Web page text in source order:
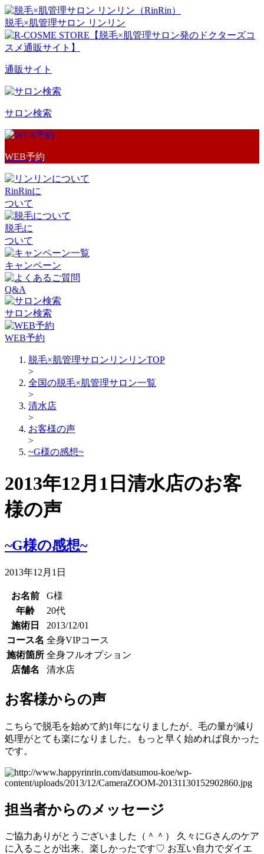
脱毛×肌管理サロン リンリン
通販サイト
サロン検索
WEB予約
RinRinに
ついて
脱毛に
ついて
キャンペーン
Q&A
サロン検索
WEB予約
脱毛×肌管理サロンリンリンTOP
>
全国の脱毛×肌管理サロン一覧
>
清水店
>
お客様の声
>
~G様の感想~
2013年12月1日清水店のお客
様の声
~G様の感想~
2013年12月1日
お名前
G様
年齢
20代
施術日
2013/12/01
コース名 全身VIPコース
施術箇所 全身フルオプション
店舗名
清水店
お客様からの声
こちらで脱毛を始めて約1年になりましたが、毛の量が減り
処理がとても楽になりました。もっと早く始めれば良かった
です。
担当者からのメッセージ
ご協力ありがとうございました（＾＾） 久々にGさんのケア
に入ることが出来、楽しかったです♡ お互い自力でダイエ